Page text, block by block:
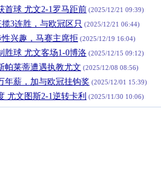
首球 尤文2-1罗马距前 (2025/12/21 09:39)
3连胜，与欧冠区只 (2025/12/21 06:44)
兴趣，马赛主席拒 (2025/12/19 16:04)
胜球 尤文客场1-0博洛 (2025/12/15 09:12)
帕莱蒂遭遇执教尤文 (2025/12/08 08:56)
年薪，加与欧冠挂钩奖 (2025/12/01 15:39)
尤文图斯2-1逆转卡利 (2025/11/30 10:06)